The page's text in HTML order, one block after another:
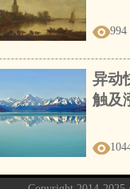
994
异动
触及